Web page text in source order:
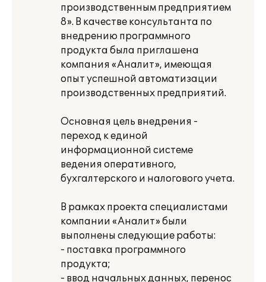
производственным предприятием
8». В качестве консультанта по
внедрению программного
продукта была приглашена
компания «Аналит», имеющая
опыт успешной автоматизации
производственных предприятий.
Основная цель внедрения -
переход к единой
информационной системе
ведения оперативного,
бухгалтерского и налогового учета.
В рамках проекта специалистами
компании «Аналит» были
выполнены следующие работы:
- поставка программного
продукта;
- ввод начальных данных, перенос